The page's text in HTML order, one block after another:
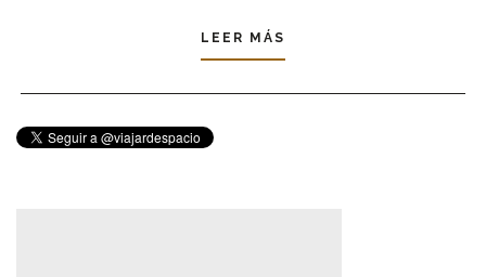
LEER MÁS